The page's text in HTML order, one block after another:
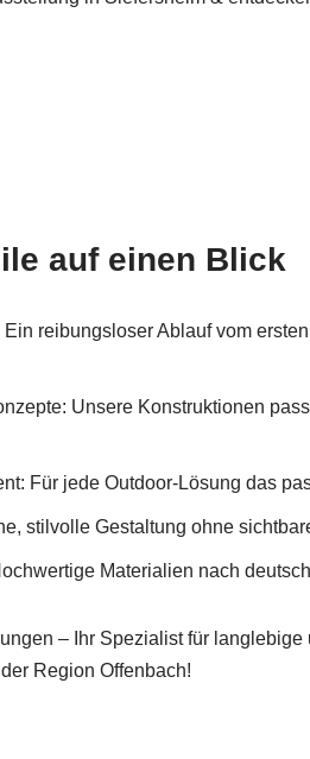
auf einen Blick
reibungsloser Ablauf vom
Unsere Konstruktionen
Für jede Outdoor-Lösung das
stilvolle Gestaltung ohne
Materialien nach
– Ihr Spezialist für
Region Offenbach!